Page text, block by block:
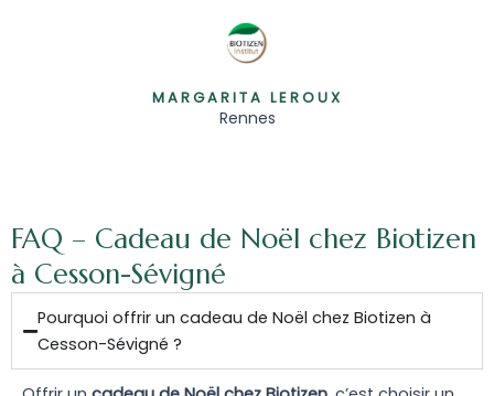
MARGARITA LEROUX
Rennes
FAQ – Cadeau de Noël chez Biotizen
à Cesson-Sévigné
Pourquoi offrir un cadeau de Noël chez Biotizen à
Cesson-Sévigné ?